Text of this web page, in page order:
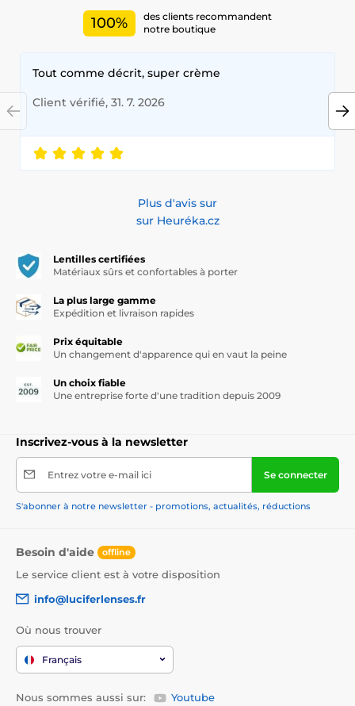
conçues pour offrir confort et sécurité tout au long de la
lentilles de haute qualité, conformes aux normes les plus
strictes en matière de confort et de sécurité.
100%
des clients recommandent
notre boutique
Tout comme décrit, super crème
Client vérifié, 31. 7. 2026
Plus d'avis sur
sur Heuréka.cz
Lentilles certifiées
Matériaux sûrs et confortables à porter
La plus large gamme
Expédition et livraison rapides
Prix équitable
Un changement d'apparence qui en vaut la peine
Un choix fiable
Une entreprise forte d'une tradition depuis 2009
Inscrivez-vous à la newsletter
Entrez votre e-mail ici Se connecter
S'abonner à notre newsletter - promotions, actualités, réductions
Besoin d'aide offline
Le service client est à votre disposition
info@luciferlenses.fr
Où nous trouver
Français
Nous sommes aussi sur: Youtube